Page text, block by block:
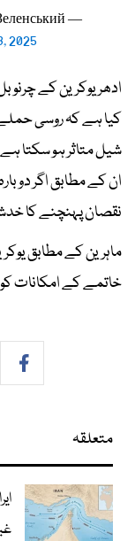
2025
ادھر یوکرین کے چرنو
کیا ہے کہ روسی
شیل متاثر ہو سکتا
ان کے مطابق اگر
نقصان پہنچنے کا
ماہرین کے مطابق
خاتمے کے امکانات کو
متعلقہ